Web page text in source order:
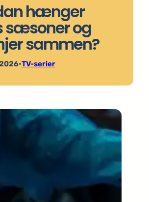
hænger
sæsoner og
sammen?
•TV-serier